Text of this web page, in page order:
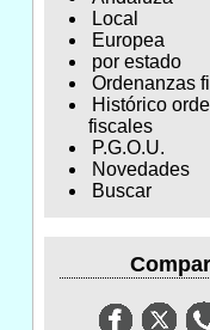
Local
Europea
por estado
Ordenanzas
Histórico
fiscales
P.G.O.U.
Novedades
Buscar